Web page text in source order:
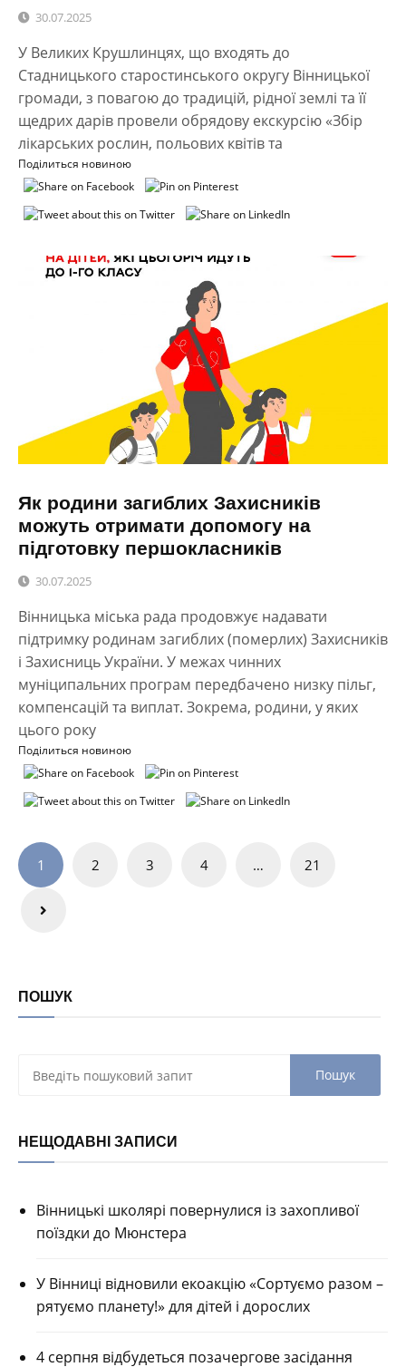
ПОШУК
НЕЩОДАВНІ ЗАПИСИ
Вінницькі школярі повернулися із захопливої
поїздки до Мюнстера
У Вінниці відновили екоакцію «Сортуємо разом –
рятуємо планету!» для дітей і дорослих
4 серпня відбудеться позачергове засідання
30.07.2025
У Великих Крушлинцях, що входять до
Стадницького старостинського округу Вінницької
громади, з повагою до традицій, рідної землі та її
щедрих дарів провели обрядову екскурсію «Збір
лікарських рослин, польових квітів та
Поділиться новиною
Як родини загиблих Захисників
можуть отримати допомогу на
підготовку першокласників
30.07.2025
Вінницька міська рада продовжує надавати
підтримку родинам загиблих (померлих) Захисників
і Захисниць України. У межах чинних
муніципальних програм передбачено низку пільг,
компенсацій та виплат. Зокрема, родини, у яких
цього року
Поділиться новиною
Навігація
записів
1 2 3 4 … 21